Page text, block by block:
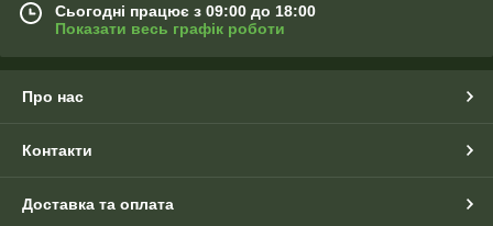
Сьогодні працює з 09:00 до 18:00
Показати весь графік роботи
Про нас
Контакти
Доставка та оплата